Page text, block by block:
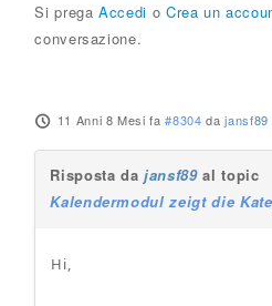
Si pregaAccedi o Crea un
conversazione.
11 Anni 8 Mesi fa #8304 dajansf89
Risposta dajansf89al topic
Kalendermodul zeigt die
Hi,